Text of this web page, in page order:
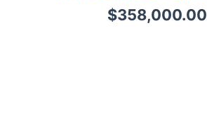
$358,000.00